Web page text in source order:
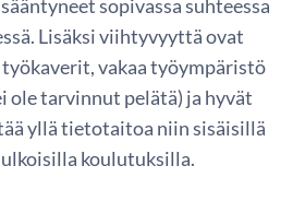
sopivassa suhteessa
Lisäksi viihtyvyyttä ovat
vakaa työympäristö
ole tarvinnut pelätä) ja hyvät
yllä tietotaitoa niin sisäisillä
koulutuksilla.